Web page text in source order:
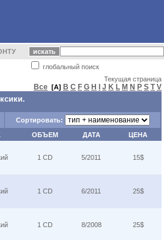
глобальный поиск
Текущая страница
Все [A] B C F G H J K L M N P S T V
Сортировать:
ОБЪЕМ ДАТА ЦЕНА
1 CD 5/2011 15$
1 CD 6/2011 25$
1 CD 8/2008 25$